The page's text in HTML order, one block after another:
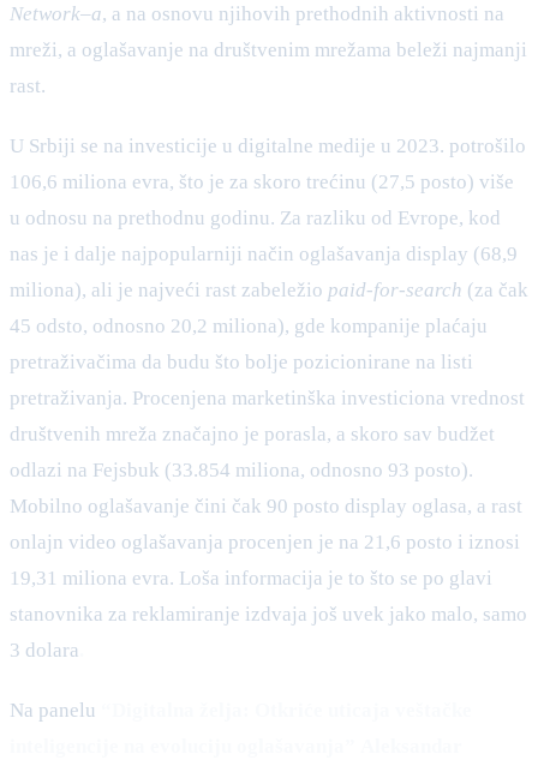
Network–a, a na osnovu njihovih prethodnih aktivnosti na
mreži, a oglašavanje na društvenim mrežama beleži najmanji
rast.
U Srbiji se na investicije u digitalne medije u 2023. potrošilo
106,6 miliona evra, što je za skoro trećinu (27,5 posto) više
u odnosu na prethodnu godinu. Za razliku od Evrope, kod
nas je i dalje najpopularniji način oglašavanja display (68,9
miliona), ali je najveći rast zabeležio paid-for-search (za čak
45 odsto, odnosno 20,2 miliona), gde kompanije plaćaju
pretraživačima da budu što bolje pozicionirane na listi
pretraživanja. Procenjena marketinška investiciona vrednost
društvenih mreža značajno je porasla, a skoro sav budžet
odlazi na Fejsbuk (33.854 miliona, odnosno 93 posto).
Mobilno oglašavanje čini čak 90 posto display oglasa, a rast
onlajn video oglašavanja procenjen je na 21,6 posto i iznosi
19,31 miliona evra. Loša informacija je to što se po glavi
stanovnika za reklamiranje izdvaja još uvek jako malo, samo
3 dolara
Na panelu